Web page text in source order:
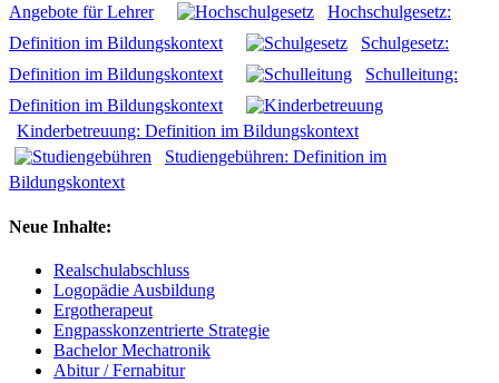
Angebote für Lehrer
Hochschulgesetz:
Definition im Bildungskontext
Schulgesetz:
Definition im Bildungskontext
Schulleitung:
Definition im Bildungskontext
Kinderbetreuung: Definition im Bildungskontext
Studiengebühren: Definition im
Bildungskontext
Neue Inhalte:
Realschulabschluss
Logopädie Ausbildung
Ergotherapeut
Engpasskonzentrierte Strategie
Bachelor Mechatronik
Abitur / Fernabitur